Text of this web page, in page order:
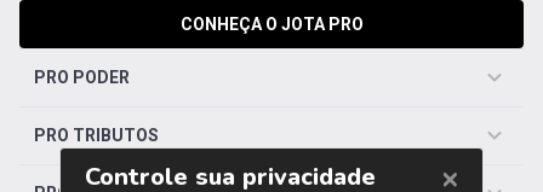
CONHEÇA O JOTA PRO
PRO PODER
PRO TRIBUTOS